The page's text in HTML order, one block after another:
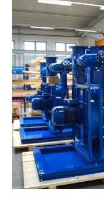
Ölnebelabscheider
für
Verdichterstation
Radeland
2